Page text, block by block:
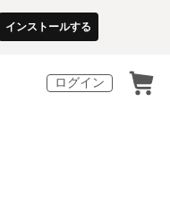
インストールする
ログイン